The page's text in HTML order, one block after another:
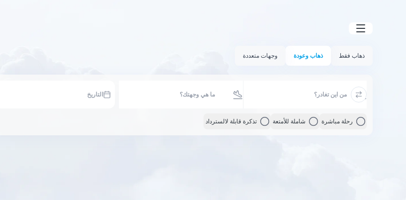
ذهاب فقط ذهاب وعودة وجهات متعددة
التاريخ
رحلة مباشرة شاملة للأمتعة تذكرة قابلة لالسترداد